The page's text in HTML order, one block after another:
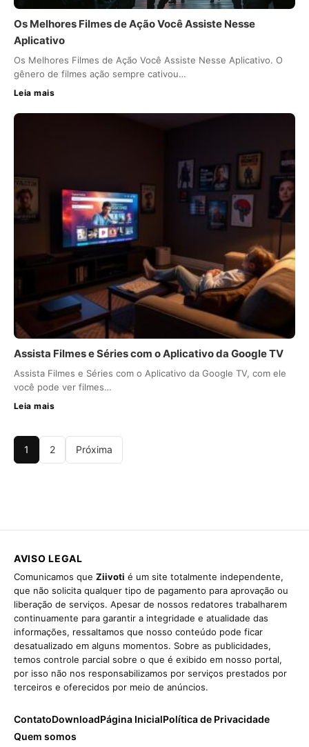
Os Melhores Filmes de Ação Você Assiste Nesse
Aplicativo
Os Melhores Filmes de Ação Você Assiste Nesse Aplicativo. O
gênero de filmes ação sempre cativou…
Leia mais
Assista Filmes e Séries com o Aplicativo da Google TV
Assista Filmes e Séries com o Aplicativo da Google TV, com ele
você pode ver filmes…
Leia mais
1 2 Próxima
AVISO LEGAL
Comunicamos que Ziivoti é um site totalmente independente,
que não solicita qualquer tipo de pagamento para aprovação ou
liberação de serviços. Apesar de nossos redatores trabalharem
continuamente para garantir a integridade e atualidade das
informações, ressaltamos que nosso conteúdo pode ficar
desatualizado em alguns momentos. Sobre as publicidades,
temos controle parcial sobre o que é exibido em nosso portal,
por isso não nos responsabilizamos por serviços prestados por
terceiros e oferecidos por meio de anúncios.
ContatoDownloadPágina InicialPolítica de Privacidade
Quem somos